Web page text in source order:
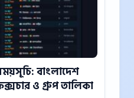
বাংলাদেশ
ও গ্রুপ তালিকা